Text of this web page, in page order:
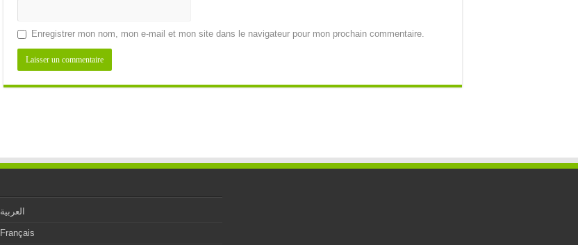
Enregistrer mon nom, mon e-mail et mon site dans le navigateur pour mon prochain commentaire.
العربية
Français